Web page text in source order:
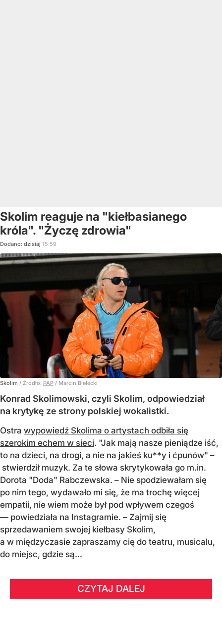
Skolim reaguje na "kiełbasianego
króla". "Życzę zdrowia"
Dodano: dzisiaj 15:59
Skolim / Źródło: PAP / Marcin Bielecki
Konrad Skolimowski, czyli Skolim, odpowiedział
na krytykę ze strony polskiej wokalistki.
Ostra wypowiedź Skolima o artystach odbiła się
szerokim echem w sieci. "Jak mają nasze pieniądze iść,
to na dzieci, na drogi, a nie na jakieś ku**y i ćpunów" –
stwierdził muzyk. Za te słowa skrytykowała go m.in.
Dorota "Doda" Rabczewska. – Nie spodziewałam się
po nim tego, wydawało mi się, że ma trochę więcej
empatii, nie wiem może był pod wpływem czegoś
— powiedziała na Instagramie. – Zajmij się
sprzedawaniem swojej kiełbasy Skolim,
a w międzyczasie zapraszamy cię do teatru, musicalu,
do miejsc, gdzie są...
CZYTAJ DALEJ